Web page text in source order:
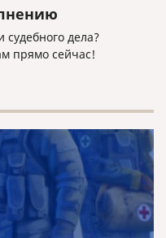
дела?
прямо сейчас!